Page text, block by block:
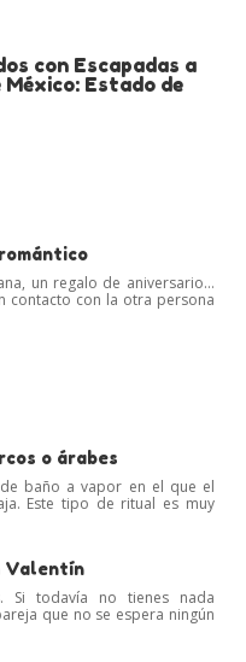
con Escapadas a
Estado de
un regalo de aniversario…
contacto con la otra persona
o árabes
baño a vapor en el que el
Este tipo de ritual es muy
Valentín
todavía no tienes nada
que no se espera ningún